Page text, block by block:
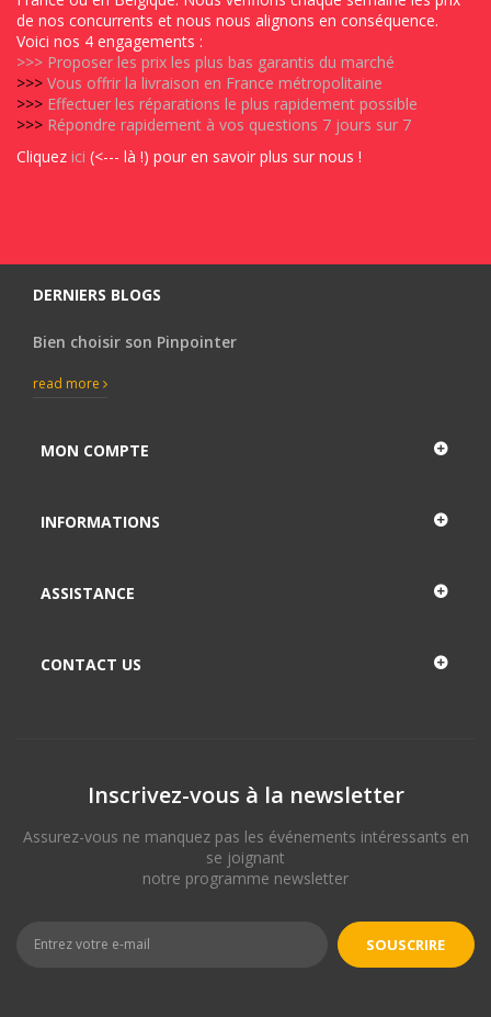
de nos concurrents et nous nous alignons en conséquence.
Voici nos 4 engagements :
>>> Proposer les prix les plus bas garantis du marché
>>> Vous offrir la livraison en France métropolitaine
>>> Effectuer les réparations le plus rapidement possible
>>> Répondre rapidement à vos questions 7 jours sur 7
Cliquez ici (<--- là !) pour en savoir plus sur nous !
DERNIERS BLOGS
Bien choisir son Pinpointer
read more
MON COMPTE
INFORMATIONS
ASSISTANCE
CONTACT US
Inscrivez-vous à la newsletter
Assurez-vous ne manquez pas les événements intéressants en
se joignant
notre programme newsletter
SOUSCRIRE